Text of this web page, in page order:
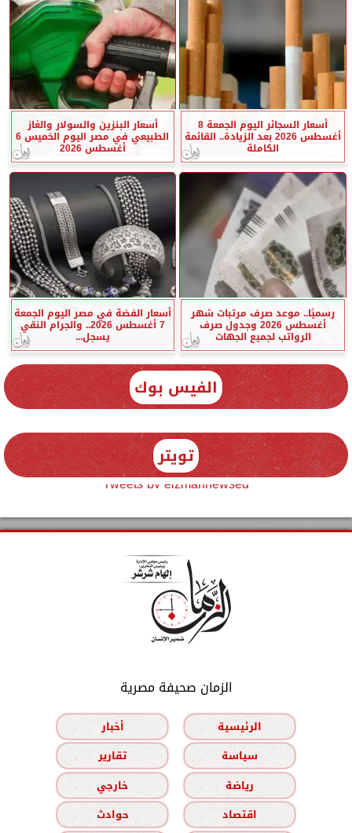
أسعار السجائر اليوم الجمعة 8
أغسطس 2026 بعد الزيادة.. القائمة
الكاملة
أسعار البنزين والسولار والغاز
الطبيعي في مصر اليوم الخميس 6
أغسطس 2026
رسميًا.. موعد صرف مرتبات شهر
أغسطس 2026 وجدول صرف
الرواتب لجميع الجهات
أسعار الفضة في مصر اليوم الجمعة
7 أغسطس 2026.. والجرام النقي
يسجل...
الفيس بوك
تويتر
Tweets by elzmannewseg
الزمان صحيفة مصرية
الرئيسية
أخبار
سياسة
تقارير
رياضة
خارجي
اقتصاد
حوادث